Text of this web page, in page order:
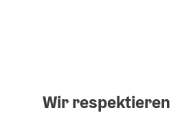
Wir